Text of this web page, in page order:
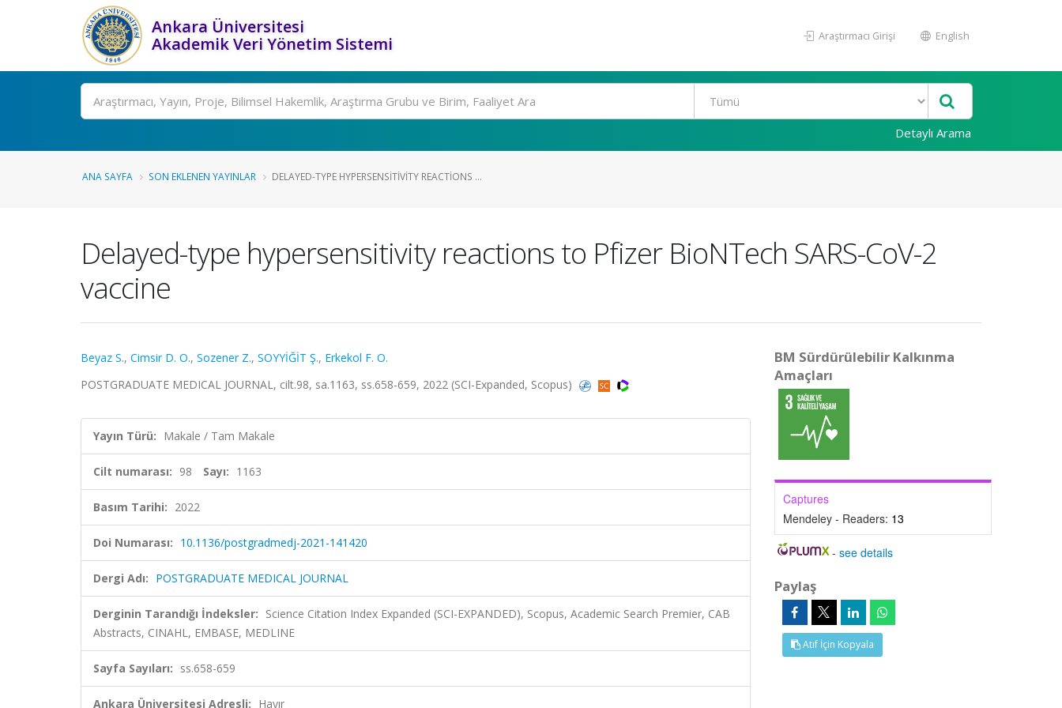
Ankara Üniversitesi
Akademik Veri Yönetim Sistemi
Araştırmacı Girişi English
Ara
Detaylı Arama
ANA SAYFA SON EKLENEN YAYINLAR DELAYED-TYPE HYPERSENSITIVITY REACTIONS ...
Delayed-type hypersensitivity reactions to Pfizer BioNTech SARS-CoV-2
vaccine
Beyaz S., Cimsir D. O., Sozener Z., SOYYİĞİT Ş., Erkekol F. O.
POSTGRADUATE MEDICAL JOURNAL, cilt.98, sa.1163, ss.658-659, 2022 (SCI-Expanded, Scopus)
Yayın Türü: Makale / Tam Makale
Cilt numarası: 98 Sayı: 1163
Basım Tarihi: 2022
Doi Numarası: 10.1136/postgradmedj-2021-141420
Dergi Adı: POSTGRADUATE MEDICAL JOURNAL
Derginin Tarandığı İndeksler: Science Citation Index Expanded (SCI-EXPANDED), Scopus, Academic Search Premier, CAB
Abstracts, CINAHL, EMBASE, MEDLINE
Sayfa Sayıları: ss.658-659
Ankara Üniversitesi Adresli: Hayır
BM Sürdürülebilir Kalkınma
Amaçları
Captures
Mendeley - Readers: 13
-see details
Paylaş
Atıf İçin Kopyala